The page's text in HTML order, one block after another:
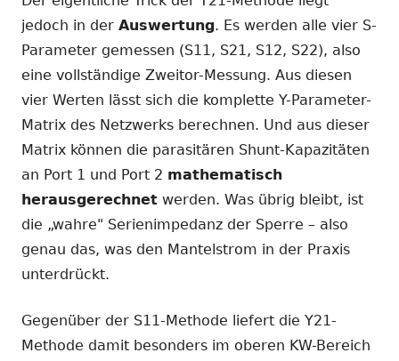
jedoch in der Auswertung. Es werden alle vier S-
Parameter gemessen (S11, S21, S12, S22), also
eine vollständige Zweitor-Messung. Aus diesen
vier Werten lässt sich die komplette Y-Parameter-
Matrix des Netzwerks berechnen. Und aus dieser
Matrix können die parasitären Shunt-Kapazitäten
an Port 1 und Port 2 mathematisch
herausgerechnet werden. Was übrig bleibt, ist
die „wahre" Serienimpedanz der Sperre – also
genau das, was den Mantelstrom in der Praxis
unterdrückt.
Gegenüber der S11-Methode liefert die Y21-
Methode damit besonders im oberen KW-Bereich